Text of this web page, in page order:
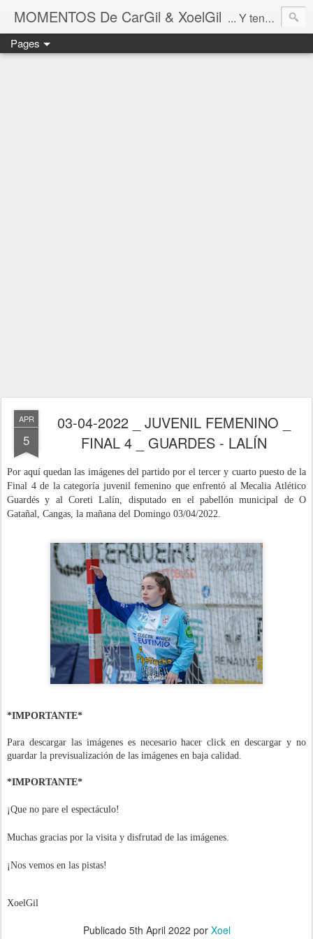
MOMENTOS De CarGil & XoelGil ... Y tengan cuidado ahí fuera, por favor.
Pages
APR
5
03-04-2022 _ JUVENIL FEMENINO _
FINAL 4 _ GUARDES - LALÍN
Por aquí quedan las imágenes del partido por el tercer y cuarto puesto de la
Final 4 de la categoría juvenil femenino que enfrentó al Mecalia Atlético
Guardés y al Coreti Lalín, disputadoen el pabellón municipal de O
Gatañal, Cangas, la mañana del Domingo 03/04/2022.
*IMPORTANTE*
Para descargar las imágenes es necesario hacer click en descargar y no
guardar la previsualización de las imágenes en baja calidad.
*IMPORTANTE*
¡Que no pare el espectáculo!
Muchas gracias por la visita y disfrutad de las imágenes.
¡Nos vemos en las pistas!
XoelGil
Publicado 5th April 2022 por Xoel